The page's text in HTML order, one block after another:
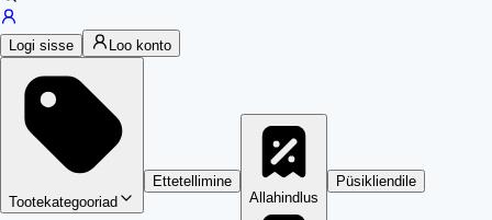
Logi sisse Loo konto
Tootekategooriad
Ettetellimine
Allahindlus
Püsikliendile